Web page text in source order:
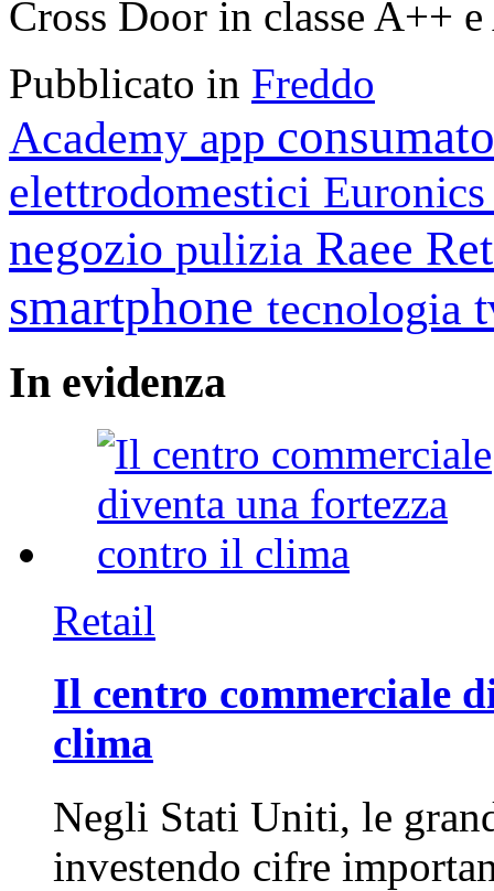
Cross Door in classe A++
Pubblicato in Freddo
Academy app
elettrodomestici
negozio pulizia Raee
smartphone tecnologia
In evidenza
Retail
Il centro commerciale
clima
Negli Stati Uniti, le
investendo cifre